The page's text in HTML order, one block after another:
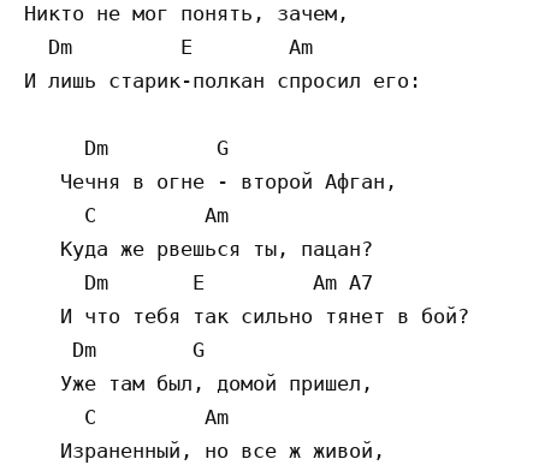
Никто не мог понять, зачем,
  Dm         E        Am
И лишь старик-полкан спросил его:
     Dm         G
   Чечня в огне - второй Афган,
     C         Am
   Куда же рвешься ты, пацан?
     Dm       E         Am A7
   И что тебя так сильно тянет в бой?
    Dm        G
   Уже там был, домой пришел,
     C         Am
   Израненный, но все ж живой,